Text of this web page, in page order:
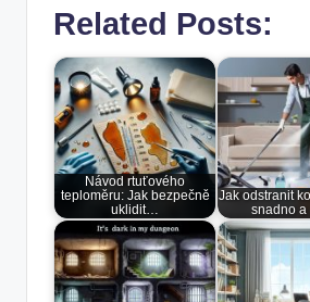
Related Posts:
Návod rtuťového
teploměru: Jak bezpečně
uklidit…
Jak odstranit
snadno a